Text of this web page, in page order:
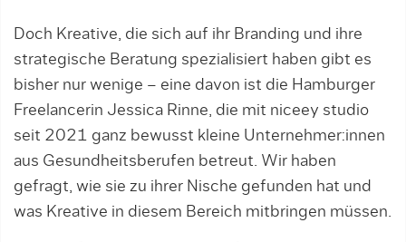
Doch Kreative, die sich auf ihr Branding und ihre
strategische Beratung spezialisiert haben gibt es
bisher nur wenige – eine davon ist die Hamburger
Freelancerin Jessica Rinne, die mit niceey studio
seit 2021 ganz bewusst kleine Unternehmer:innen
aus Gesundheitsberufen betreut. Wir haben
gefragt, wie sie zu ihrer Nische gefunden hat und
was Kreative in diesem Bereich mitbringen müssen.